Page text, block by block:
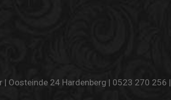
Oosteinde 24 Hardenberg | 0523 270 256 |